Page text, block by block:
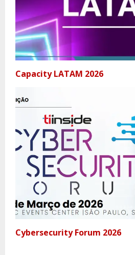
Capacity LATAM 2026
Cybersecurity Forum 2026